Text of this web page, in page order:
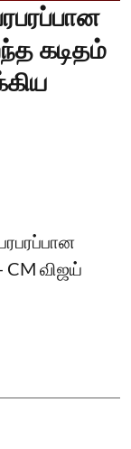
கடிதம்
CM விஜய்